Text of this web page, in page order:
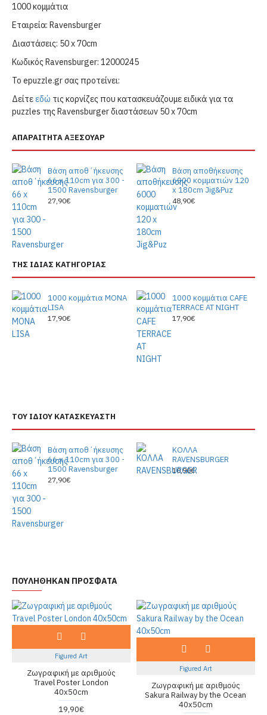
ΑΠΑΡΑΙΤΗΤΑ ΑΞΕΣΟΥΑΡ
Βάση αποθ΄ήκευσης
66 x 110cm για 300 -
1500 Ravensburger
27,90€
Βάση αποθήκευσης
6000 κομματιών 120
x 180cm Jig&Puz
48,90€
ΤΗΣ ΙΔΙΑΣ ΚΑΤΗΓΟΡΙΑΣ
1000 κομμάτια MONA
LISA
17,90€
1000 κομμάτια CAFE
TERRACE AT NIGHT
17,90€
ΤΟΥ ΙΔΙΟΥ ΚΑΤΑΣΚΕΥΑΣΤΗ
Βάση αποθ΄ήκευσης
66 x 110cm για 300 -
1500 Ravensburger
27,90€
ΚΟΛΛΑ
RAVENSBURGER
10,90€
1000 κομμάτια
Εταιρεία: Ravensburger
Διαστάσεις: 50 x 70cm
Κωδικός Ravensburger: 12000245
Το epuzzle.gr σας προτείνει:
Δείτεεδώ τις κορνίζες που κατασκευάζουμε ειδικά για τα
puzzles της Ravensburger διαστάσεων 50 x 70cm
ΠΟΥΛΗΘΗΚΑΝ ΠΡΟΣΦΑΤΑ
Figured Art
Ζωγραφική με αριθμούς
Travel Poster London
40x50cm
19,90€
Figured Art
Ζωγραφική με αριθμούς
Sakura Railway by the Ocean
40x50cm